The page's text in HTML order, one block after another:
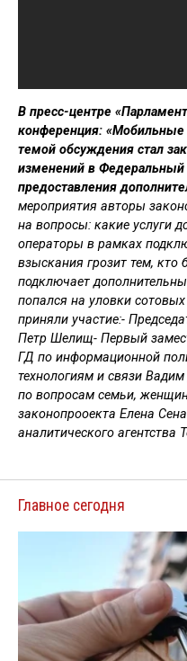
В пресс-центре
конференция: «Мобильные
темой обсуждения стал
изменений в Федеральный
предоставления
мероприятия авторы
на вопросы: какие услуги
операторы в рамках
взыскания грозит тем, кто
подключает
попался на уловки
приняли участие:-
Петр Шелищ- Первый
ГД по информационной
технологиям и связи
по вопросам семьи,
законопрооекта Елена
аналитического агентства
Главное сегодня